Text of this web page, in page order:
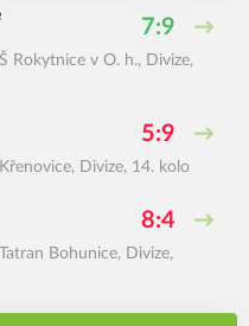
7:9
Rokytnice v O. h., Divize,
5:9
, Divize, 14. kolo
8:4
Bohunice, Divize,